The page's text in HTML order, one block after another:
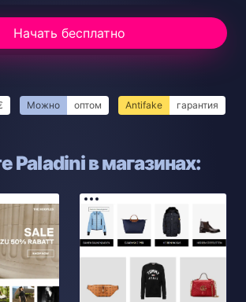
Начать бесплатно
Можно оптом Antifake гарантия
Paladini в магазинах: